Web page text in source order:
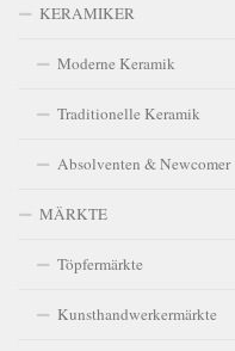
KERAMIKER
Moderne Keramik
Traditionelle Keramik
Absolventen & Newcomer
MÄRKTE
Töpfermärkte
Kunsthandwerkermärkte